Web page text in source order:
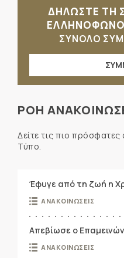
ΔΗΛΩΣΤΕ ΤΗ
ΣΥΝΟΛΟ
ΡΟΗ
Δείτε τις πιο πρόσφατες
Τύπο.
Έφυγε από τη ζωή η
ΑΝΑΚΟΙΝΩΣΕΙΣ
Απεβίωσε ο
ΑΝΑΚΟΙΝΩΣΕΙΣ